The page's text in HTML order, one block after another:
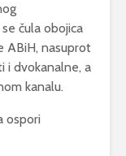
čula obojica
ABiH, nasuprot
i dvokanalne, a
kanalu.
ospori